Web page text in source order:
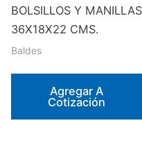
BOLSILLOS Y MANILLAS
36X18X22 CMS.
Baldes
Agregar A
Cotización